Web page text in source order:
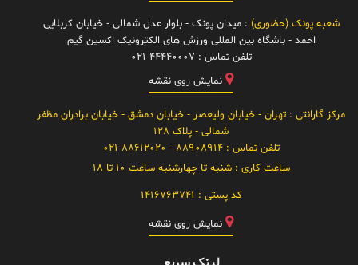
شعبه پونک (حضوری) : میدان پونک - بلوار عدل شمالی - خیابان کربلایی
احمد - باشگاه بین المللی ورزش های الکترونیک اکسین گیم
تلفن تماس : 021-44440007
نمایش روی نقشه
مرکز گارانتی : تهران - خیابان ولیعصر - خیابان دمشق - خیابان برادران مظفر
شمالی - پلاک 128
تلفن تماس :88908914 - 021-88612020
ساعت کاری :شنبه تا چهارشنبه ساعت 10 تا 18
کد پستی : 1416763741
نمایش روی نقشه